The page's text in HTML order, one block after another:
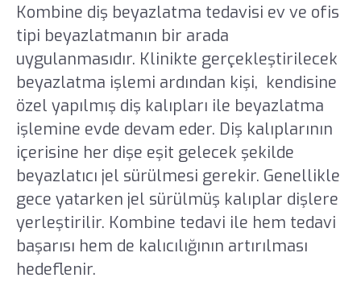
Kombine diş beyazlatma tedavisi ev ve ofis
tipi beyazlatmanın bir arada
uygulanmasıdır. Klinikte gerçekleştirilecek
beyazlatma işlemi ardından kişi, kendisine
özel yapılmış diş kalıpları ile beyazlatma
işlemine evde devam eder. Diş kalıplarının
içerisine her dişe eşit gelecek şekilde
beyazlatıcı jel sürülmesi gerekir. Genellikle
gece yatarken jel sürülmüş kalıplar dişlere
yerleştirilir. Kombine tedavi ile hem tedavi
başarısı hem de kalıcılığının artırılması
hedeflenir.